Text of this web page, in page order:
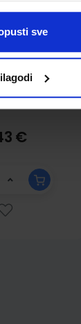
sve
€